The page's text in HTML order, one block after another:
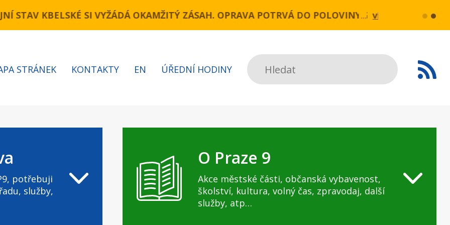
Novopacká – Cínovecká)Komunikace Kbelská
STAV KBELSKÉ SI VYŽÁDÁ OKAMŽITÝ ZÁSAH. OPRAVA POTRVÁ DO POLOVINY SRPNA. Praha,
více...
Hledat
STRÁNEK KONTAKTY EN ÚŘEDNÍ HODINY
potřebuji
služby,
O Praze 9
Akce městské části, občanská vybavenost,
školství, kultura, volný čas, zpravodaj, další
služby, atp…